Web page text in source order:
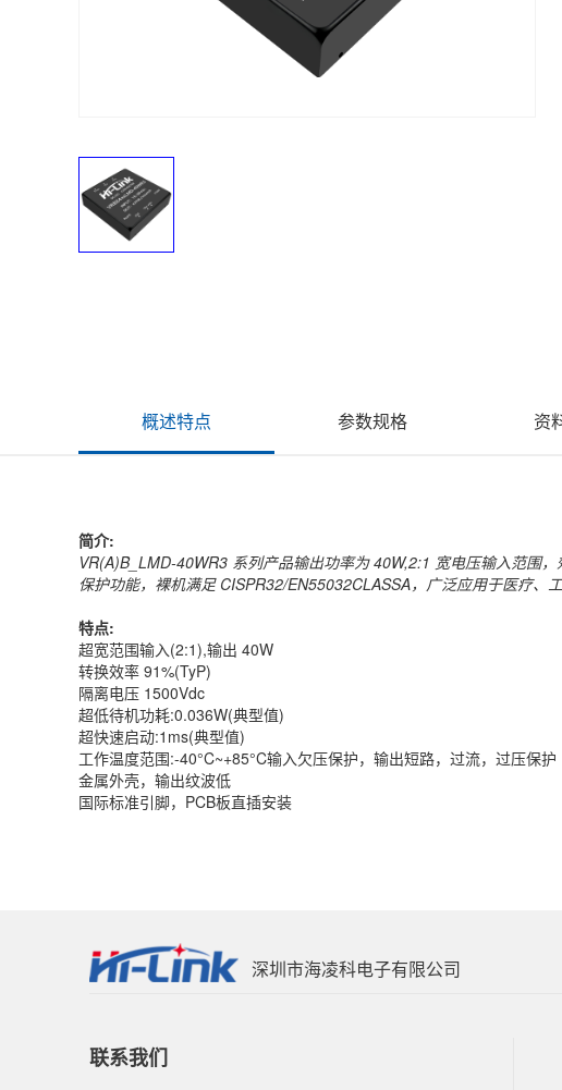
概述特点 参数规格 资
简介:
VR(A)B_LMD-40WR3 系列产品输出功率为 40W,2:1 宽电压输入范
保护功能，裸机满足 CISPR32/EN55032CLASSA，广泛应用于医疗、
特点:
超宽范围输入(2:1),输出 40W
转换效率 91%(TyP)
隔离电压 1500Vdc
超低待机功耗:0.036W(典型值)
超快速启动:1ms(典型值)
工作温度范围:-40°C~+85°C输入欠压保护，输出短路，过流，过压保护
金属外壳，输出纹波低
国际标准引脚，PCB板直插安装
深圳市海凌科电子有限公司
联系我们